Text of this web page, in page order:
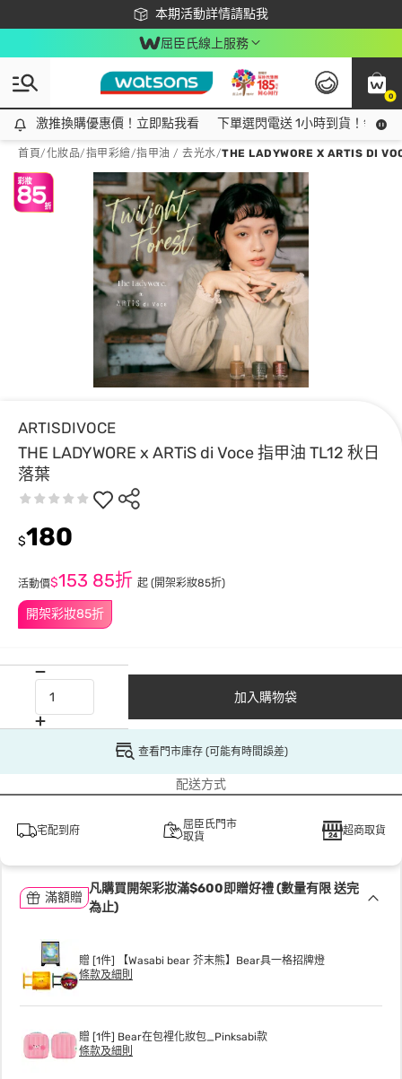
本期活動詳情請點我
下載app最高回饋$350
屈臣氏線上服務
0
激推換購優惠價！立即點我看
激推換購優惠價！立即點我看 下單選閃電送 1小時到貨！領神
首頁/化妝品/指甲彩繪/指甲油 / 去光水/THE LADYWORE X ARTIS DI
ARTISDIVOCE
THE LADYWORE x ARTiS di Voce 指甲油 TL12 秋日
落葉
開架彩妝85折
$180
活動價$153 85折 起 (開架彩妝85折)
加入購物袋
查看門市庫存 (可能有時間誤差)
配送方式
宅配到府
屈臣氏門市
取貨
超商取貨
滿額贈
凡購買開架彩妝滿$600即贈好禮 (數量有限 送完
為止)
贈 [1件] 【Wasabi bear 芥末熊】Bear具一格招牌燈
條款及細則
贈 [1件] Bear在包裡化妝包_Pinksabi款
條款及細則